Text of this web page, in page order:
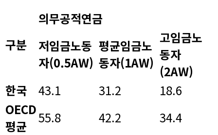
구분
의무공적연금
저임금노동
자(0.5AW)
평균임금노
동자(1AW)
고임금노
동자
(2AW)
한국
43.1 31.2
18.6
OECD
평균
55.8 42.2 34.4